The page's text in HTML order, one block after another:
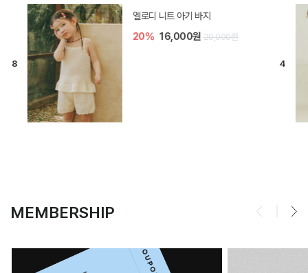
엘로디 니트 아기 바지
20% 16,000원 20,000원
MEMBERSHIP